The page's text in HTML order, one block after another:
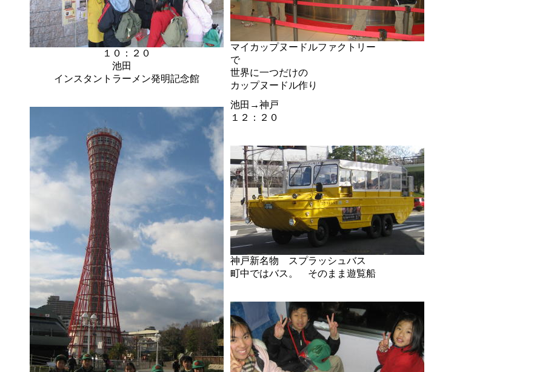
１０：２０
池田
インスタントラーメン発明記念館
マイカップヌードルファクトリー
で
世界に一つだけの
カップヌードル作り
池田→神戸
１２：２０
神戸新名物 スプラッシュバス
町中ではバス。 そのまま遊覧船